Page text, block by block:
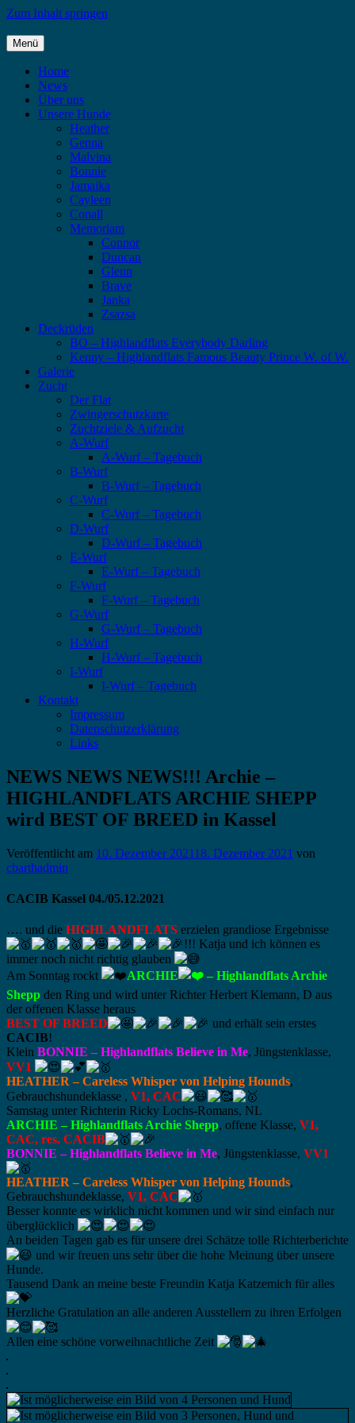
Zum Inhalt springen
Highlandflats – Flat Coated Retriever
Menü
Home
News
Über uns
Unsere Hunde
Heather
Genna
Malvina
Bonnie
Jamaika
Cayleen
Conall
Memoriam
Connor
Duncan
Glenn
Brave
Janka
Zsazsa
Deckrüden
BO – Highlandflats Everybody Darling
Kenny – Highlandflats Famous Beauty Prince W. of W.
Galerie
Zucht
Der Flat
Zwingerschutzkarte
Zuchtziele & Aufzucht
A-Wurf
A-Wurf – Tagebuch
B-Wurf
B-Wurf – Tagebuch
C-Wurf
C-Wurf – Tagebuch
D-Wurf
D-Wurf – Tagebuch
E-Wurf
E-Wurf – Tagebuch
F-Wurf
F-Wurf – Tagebuch
G-Wurf
G-Wurf – Tagebuch
H-Wurf
H-Wurf – Tagebuch
I-Wurf
I-Wurf – Tagebuch
Kontakt
Impressum
Datenschutzerklärung
Links
NEWS NEWS NEWS!!! Archie –
HIGHLANDFLATS ARCHIE SHEPP
wird BEST OF BREED in Kassel
Veröffentlicht am 10. Dezember 202118. Dezember 2021 von
cbarthadmin
CACIB Kassel 04./05.12.2021
…. und die HIGHLANDFLATS erzielen grandiose Ergebnisse
!!! Katja und ich können es
immer noch nicht richtig glauben
Am Sonntag rockt
ARCHIE
– Highlandflats Archie
Shepp den Ring und wird unter Richter Herbert Klemann, D aus
der offenen Klasse heraus
BEST OF BREED
und erhält sein erstes
CACIB!
Klein BONNIE – Highlandflats Believe in Me, Jüngstenklasse,
VV1
HEATHER – Careless Whisper von Helping Hounds,
Gebrauchshundeklasse , V1, CAC
Samstag unter Richterin Ricky Lochs-Romans, NL
ARCHIE – Highlandflats Archie Shepp, offene Klasse, V1,
CAC, res. CACIB
BONNIE – Highlandflats Believe in Me, Jüngstenklasse, VV1
HEATHER – Careless Whisper von Helping Hounds,
Gebrauchshundeklasse, V1, CAC
Besser konnte es wirklich nicht kommen und wir sind einfach nur
überglücklich
An beiden Tagen gab es für unsere drei Schätze tolle Richterberichte
und wir freuen uns sehr über die hohe Meinung über unsere
Hunde.
Tausend Dank an meine beste Freundin Katja Katzemich für alles
Herzliche Gratulation an alle anderen Ausstellern zu ihren Erfolgen
Allen eine schöne vorweihnachtliche Zeit